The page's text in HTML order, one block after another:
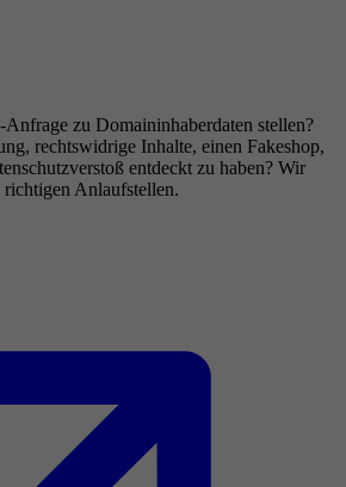
zu Domaininhaberdaten stellen?
rechtswidrige Inhalte, einen Fakeshop,
entdeckt zu haben? Wir
Anlaufstellen.